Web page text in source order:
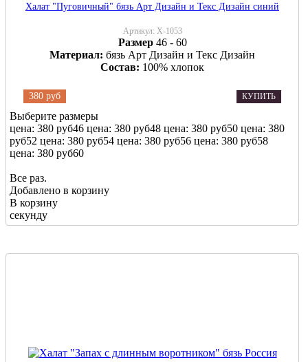
Халат "Пуговичный" бязь Арт Дизайн и Текс Дизайн синий
Артикул: Х-1053
Размер 46 - 60
Материал: бязь Арт Дизайн и Текс Дизайн
Состав: 100% хлопок
380 руб КУПИТЬ
Выберите размеры
цена: 380 руб46 цена: 380 руб48 цена: 380 руб50 цена: 380
руб52 цена: 380 руб54 цена: 380 руб56 цена: 380 руб58
цена: 380 руб60
Все раз.
Добавлено в корзину
В корзину
секунду